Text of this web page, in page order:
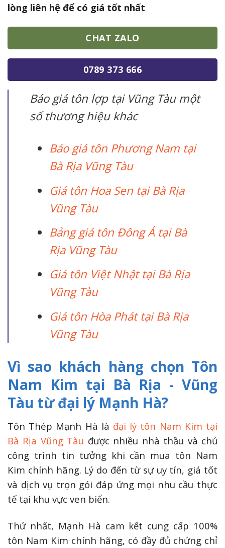
lòng liên hệ để có giá tốt nhất
CHAT ZALO
0789 373 666
Báo giá tôn lợp tại Vũng Tàu một
số thương hiệu khác
Báo giá tôn Phương Nam tại
Bà Rịa Vũng Tàu
Giá tôn Hoa Sen tại Bà Rịa
Vũng Tàu
Bảng giá tôn Đông Á tại Bà
Rịa Vũng Tàu
Giá tôn Việt Nhật tại Bà Rịa
Vũng Tàu
Giá tôn Hòa Phát tại Bà Rịa
Vũng Tàu
Vì sao khách hàng chọn Tôn
Nam Kim tại Bà Rịa - Vũng
Tàu từ đại lý Mạnh Hà?
Tôn Thép Mạnh Hà là đại lý tôn Nam Kim tại
Bà Rịa Vũng Tàu được nhiều nhà thầu và chủ
công trình tin tưởng khi cần mua tôn Nam
Kim chính hãng. Lý do đến từ sự uy tín, giá tốt
và dịch vụ trọn gói đáp ứng mọi nhu cầu thực
tế tại khu vực ven biển.
Thứ nhất, Mạnh Hà cam kết cung cấp 100%
tôn Nam Kim chính hãng, có đầy đủ chứng chỉ